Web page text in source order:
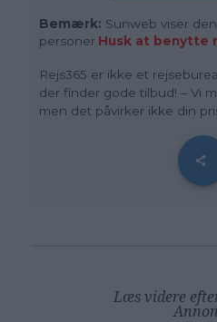
Bemærk: Sunweb viser
personer. Husk at benytte
Rejs365 er ikke et
der finder gode tilbud! – Vi
men det påvirker ikke din
Læs videre